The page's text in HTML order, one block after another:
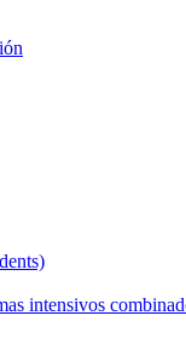
intensivos